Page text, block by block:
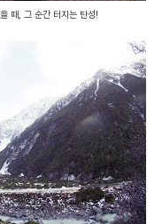
때, 그 순간 터지는 탄성!